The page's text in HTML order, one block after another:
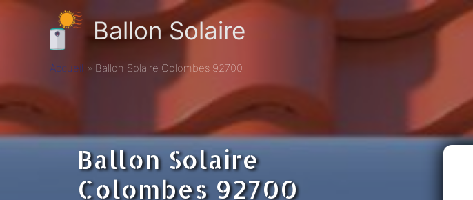
Ballon Solaire
Accueil Ballon Solaire Colombes 92700
Ballon Solaire
Colombes 92700